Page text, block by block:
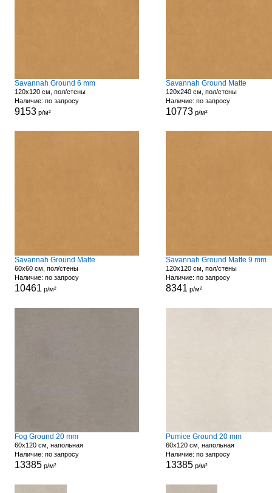
Savannah Ground 6 mm
120x120 см, пол/стены
Наличие: по запросу
9153р/м²
Savannah Ground Matte
120x240 см, пол/стены
Наличие: по запросу
10773р/м²
Savannah Ground Matte
60x60 см, пол/стены
Наличие: по запросу
10461 р/м²
Savannah Ground Matte 9 mm
120x120 см, пол/стены
Наличие: по запросу
8341 р/м²
Fog Ground 20 mm
60x120 см, напольная
Наличие: по запросу
13385р/м²
Pumice Ground 20 mm
60x120 см, напольная
Наличие: по запросу
13385р/м²